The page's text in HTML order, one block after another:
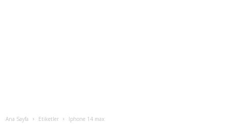
Ana Sayfa Etiketler Iphone 14 max